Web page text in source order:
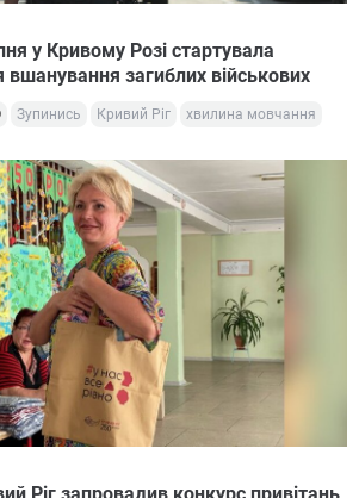
у Кривому Розі стартувала
вшанування загиблих військових
Зупинись Кривий Ріг хвилина мовчання